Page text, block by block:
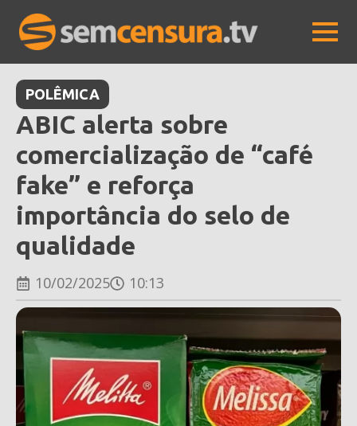
POLÊMICA
ABIC alerta sobre
comercialização de “café
fake” e reforça
importância do selo de
qualidade
10/02/2025 10:13